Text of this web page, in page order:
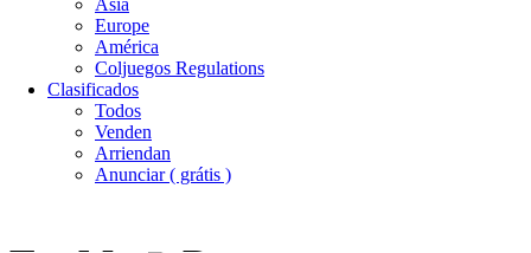
Asia
Europe
América
Coljuegos Regulations
Clasificados
Todos
Venden
Arriendan
Anunciar ( grátis )